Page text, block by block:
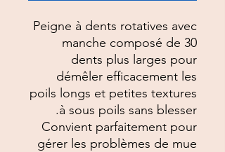
Peigne à dents rotatives avec
manche composé de 30
dents plus larges pour
démêler efficacement les
poils longs et petites textures
à sous poils sans blesser.
Convient parfaitement pour
gérer les problèmes de mue